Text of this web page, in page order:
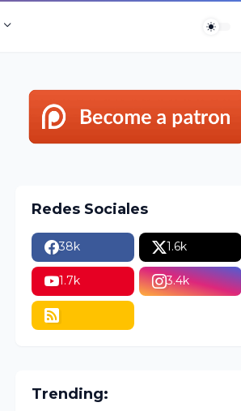
Redes Sociales
38k 1.6k
1.7k 3.4k
Trending: